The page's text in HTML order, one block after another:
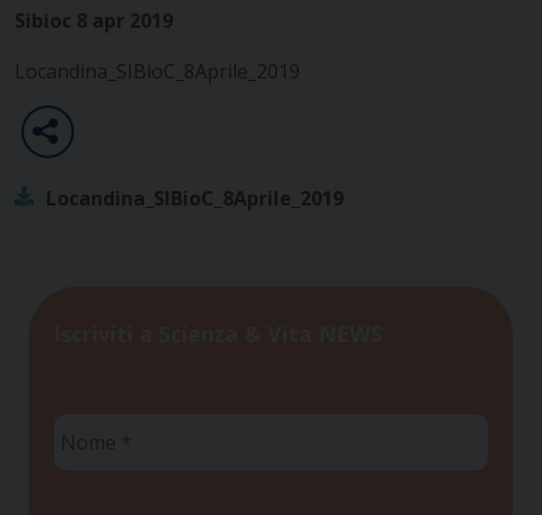
Sibioc 8 apr 2019
Locandina_SIBioC_8Aprile_2019
Locandina_SIBioC_8Aprile_2019